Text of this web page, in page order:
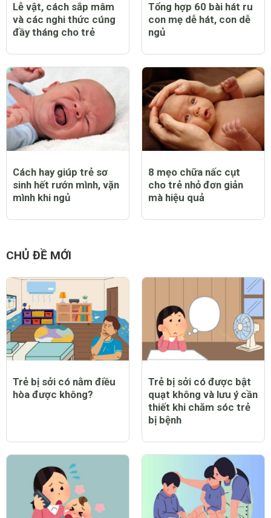
Lễ vật, cách sắp mâm
và các nghi thức cúng
đầy tháng cho trẻ
Tổng hợp 60 bài hát ru
con mẹ dễ hát, con dễ
ngủ
Cách hay giúp trẻ sơ
sinh hết rướn mình, vặn
mình khi ngủ
8 mẹo chữa nấc cụt
cho trẻ nhỏ đơn giản
mà hiệu quả
CHỦ ĐỀ MỚI
Trẻ bị sởi có nằm điều
hòa được không?
Trẻ bị sởi có được bật
quạt không và lưu ý cần
thiết khi chăm sóc trẻ
bị bệnh